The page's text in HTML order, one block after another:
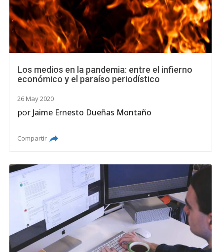
Los medios en la pandemia: entre el infierno
económico y el paraíso periodístico
26 May 2020
por Jaime Ernesto Dueñas Montaño
Compartir